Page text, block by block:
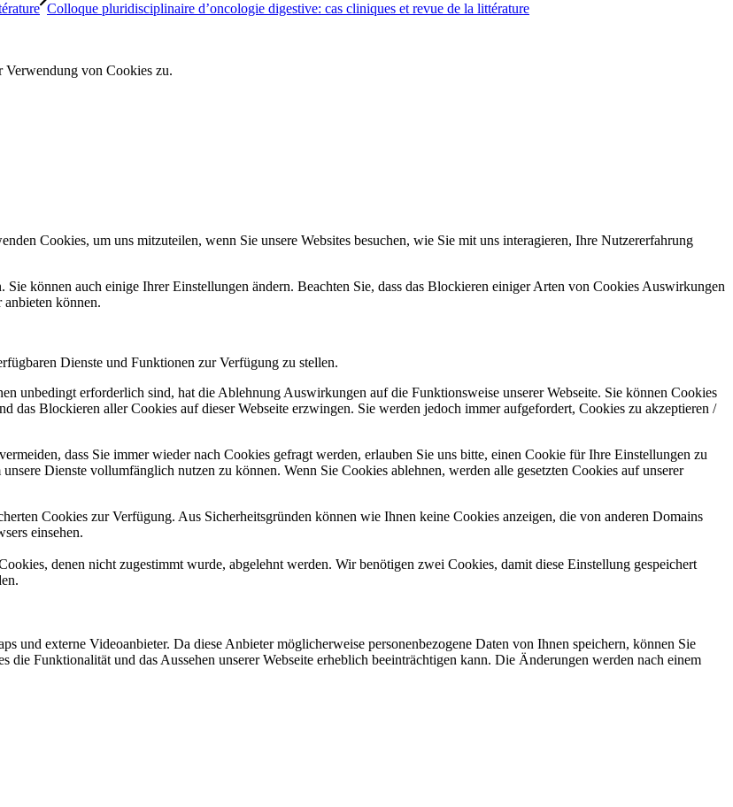
Colloque pluridisciplinaire d’oncologie digestive: cas cliniques et revue de la littérature
Verwendung von Cookies zu.
Cookies, um uns mitzuteilen, wenn Sie unsere Websites besuchen, wie Sie mit uns interagieren, Ihre Nutzererfahrung
können auch einige Ihrer Einstellungen ändern. Beachten Sie, dass das Blockieren einiger Arten von Cookies Auswirkungen
können.
Dienste und Funktionen zur Verfügung zu stellen.
unbedingt erforderlich sind, hat die Ablehnung Auswirkungen auf die Funktionsweise unserer Webseite. Sie können Cookies
das Blockieren aller Cookies auf dieser Webseite erzwingen. Sie werden jedoch immer aufgefordert, Cookies zu akzeptieren /
dass Sie immer wieder nach Cookies gefragt werden, erlauben Sie uns bitte, einen Cookie für Ihre Einstellungen zu
Dienste vollumfänglich nutzen zu können. Wenn Sie Cookies ablehnen, werden alle gesetzten Cookies auf unserer
Cookies zur Verfügung. Aus Sicherheitsgründen können wie Ihnen keine Cookies anzeigen, die von anderen Domains
einsehen.
denen nicht zugestimmt wurde, abgelehnt werden. Wir benötigen zwei Cookies, damit diese Einstellung gespeichert
und externe Videoanbieter. Da diese Anbieter möglicherweise personenbezogene Daten von Ihnen speichern, können Sie
die Funktionalität und das Aussehen unserer Webseite erheblich beeinträchtigen kann. Die Änderungen werden nach einem